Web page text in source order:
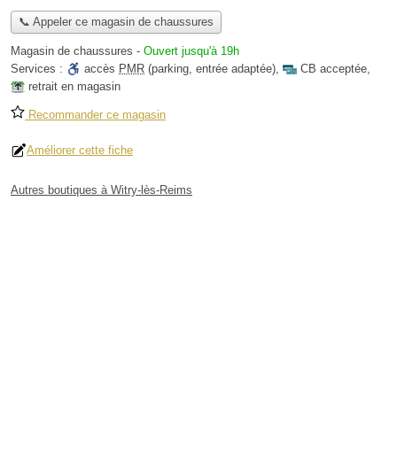
📞 Appeler ce magasin de chaussures
Magasin de chaussures - Ouvert jusqu'à 19h
Services :
accès PMR (parking, entrée adaptée), CB acceptée,
retrait en magasin
Recommander ce magasin
Améliorer cette fiche
Autres boutiques à Witry-lès-Reims